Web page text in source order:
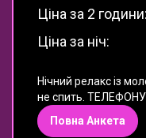
Ціна за 2 години:
Ціна за ніч:
Нічний релакс із
не спить.
Повна Анкета